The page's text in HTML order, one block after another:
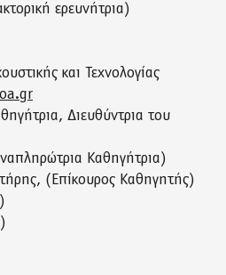
ερευνήτρια)
και Τεχνολογίας
Διευθύντρια του
Καθηγήτρια)
(Επίκουρος Καθηγητής)